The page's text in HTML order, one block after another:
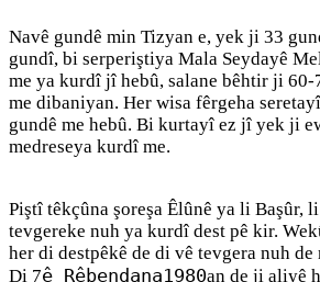
Navê gundê min Tizyan e, yek ji 33
gundî, bi serperiştiya Mala Seydayê
me ya kurdî jî hebû, salane bêhtir ji
me dibaniyan. Her wisa fêrgeha
gundê me hebû. Bi kurtayî ez jî yek ji
medreseya kurdî me.
Piştî têkçûna şoreşa Êlûnê ya li Başûr,
tevgereke nuh ya kurdî dest pê kir.
her di destpêkê de di vê tevgera nuh
Di 7ê Rêbendana1980an de ji aliyê